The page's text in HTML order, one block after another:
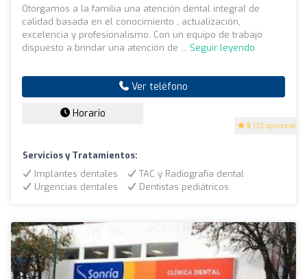
5 (33 opiniones)
Otorgamos a la familia una atención dental integral de
calidad basada en el conocimiento , actualización,
excelencia y profesionalismo. Con un equipo de trabajo
dispuesto a brindar una atención de ... Seguir leyendo
Ver teléfono
Horario
Servicios y Tratamientos:
Implantes dentales
TAC y Radiografía dental
Urgencias dentales
Dentistas pediátricos